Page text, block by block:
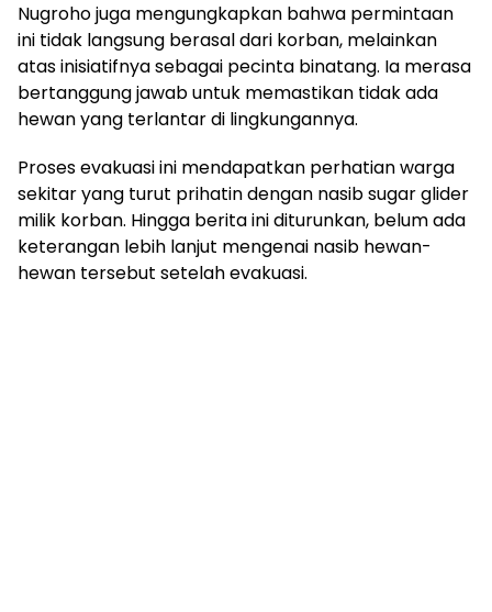
Nugroho juga mengungkapkan bahwa permintaan
ini tidak langsung berasal dari korban, melainkan
atas inisiatifnya sebagai pecinta binatang. Ia merasa
bertanggung jawab untuk memastikan tidak ada
hewan yang terlantar di lingkungannya.
Proses evakuasi ini mendapatkan perhatian warga
sekitar yang turut prihatin dengan nasib sugar glider
milik korban. Hingga berita ini diturunkan, belum ada
keterangan lebih lanjut mengenai nasib hewan-
hewan tersebut setelah evakuasi.